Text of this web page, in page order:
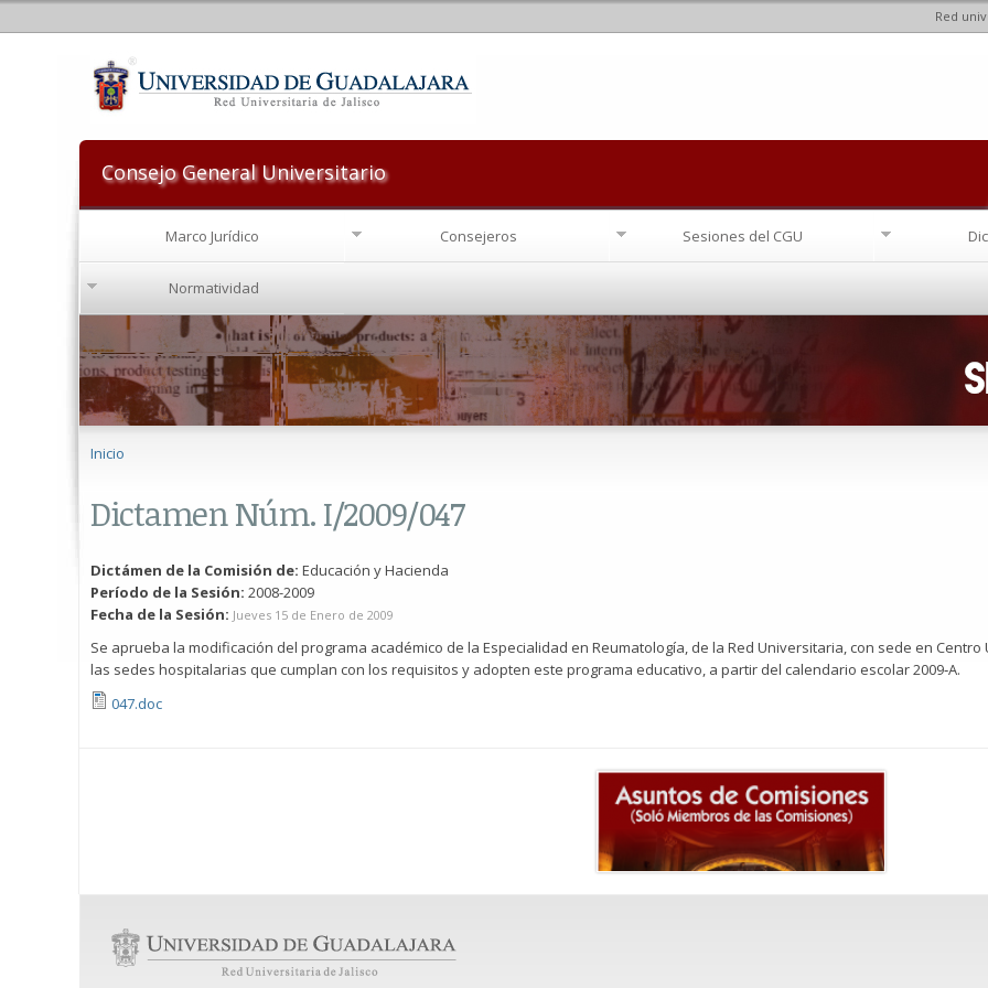
Red
Consejo General Universitario
Marco Jurídico Consejeros Sesiones del CGU
Normatividad
Inicio
Dictamen Núm. I/2009/047
Dictámen de la Comisión de: Educación y Hacienda
Período de la Sesión: 2008-2009
Fecha de la Sesión: Jueves 15 de Enero de 2009
Se aprueba la modificación del programa académico de la Especialidad en Reumatología, de la Red Universitaria, con sede en
las sedes hospitalarias que cumplan con los requisitos y adopten este programa educativo, a partir del calendario escolar 2009‐A.
047.doc